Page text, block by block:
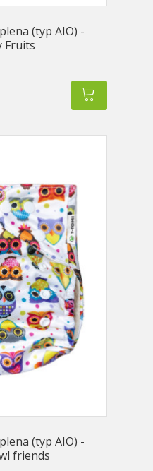
(typ AIO) -
Fruits
(typ AIO) -
friends